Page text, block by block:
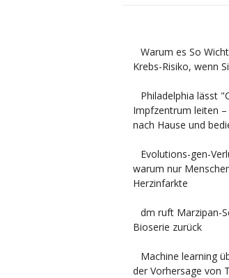
Warum es So
Krebs-Risiko, wenn
Philadelphia lässt
Impfzentrum leiten –
nach Hause und
Evolutions-gen-
warum nur
Herzinfarkte
dm ruft Marzipan-
Bioserie zurück
Machine learning
der Vorhersage von